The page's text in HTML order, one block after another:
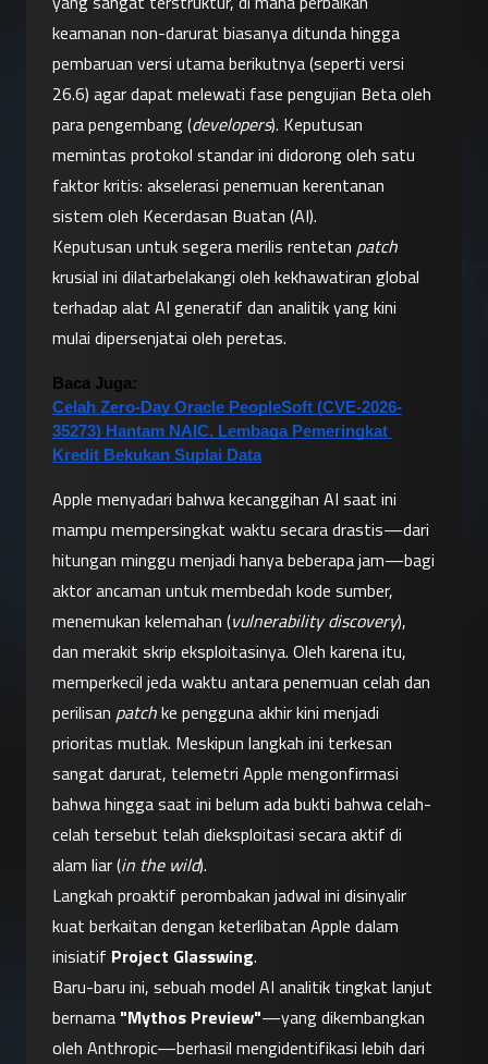
keamanan non-darurat biasanya ditunda hingga
pembaruan versi utama berikutnya (seperti versi
26.6) agar dapat melewati fase pengujian Beta oleh
para pengembang (developers). Keputusan
memintas protokol standar ini didorong oleh satu
faktor kritis: akselerasi penemuan kerentanan
sistem oleh Kecerdasan Buatan (AI).
Keputusan untuk segera merilis rentetan patch
krusial ini dilatarbelakangi oleh kekhawatiran global
terhadap alat AI generatif dan analitik yang kini
mulai dipersenjatai oleh peretas.
Baca Juga:
Celah Zero-Day Oracle PeopleSoft (CVE-2026-
35273) Hantam NAIC, Lembaga Pemeringkat
Kredit Bekukan Suplai Data
Apple menyadari bahwa kecanggihan AI saat ini
mampu mempersingkat waktu secara drastis—dari
hitungan minggu menjadi hanya beberapa jam—bagi
aktor ancaman untuk membedah kode sumber,
menemukan kelemahan (vulnerability discovery),
dan merakit skrip eksploitasinya. Oleh karena itu,
memperkecil jeda waktu antara penemuan celah dan
perilisan patch ke pengguna akhir kini menjadi
prioritas mutlak. Meskipun langkah ini terkesan
sangat darurat, telemetri Apple mengonfirmasi
bahwa hingga saat ini belum ada bukti bahwa celah-
celah tersebut telah dieksploitasi secara aktif di
alam liar (in the wild).
Langkah proaktif perombakan jadwal ini disinyalir
kuat berkaitan dengan keterlibatan Apple dalam
inisiatif Project Glasswing.
Baru-baru ini, sebuah model AI analitik tingkat lanjut
bernama "Mythos Preview"—yang dikembangkan
oleh Anthropic—berhasil mengidentifikasi lebih dari